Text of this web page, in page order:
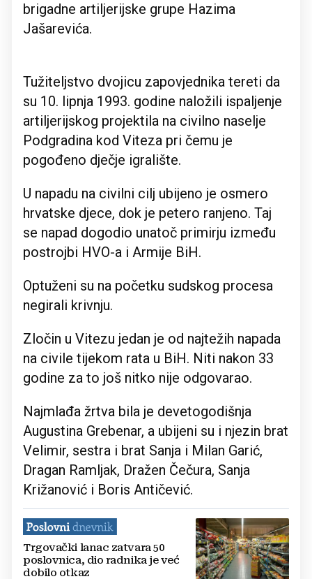
brigadne artiljerijske grupe Hazima
Jašarevića.
Tužiteljstvo dvojicu zapovjednika tereti da
su 10. lipnja 1993. godine naložili ispaljenje
artiljerijskog projektila na civilno naselje
Podgradina kod Viteza pri čemu je
pogođeno dječje igralište.
U napadu na civilni cilj ubijeno je osmero
hrvatske djece, dok je petero ranjeno. Taj
se napad dogodio unatoč primirju između
postrojbi HVO-a i Armije BiH.
Optuženi su na početku sudskog procesa
negirali krivnju.
Zločin u Vitezu jedan je od najtežih napada
na civile tijekom rata u BiH. Niti nakon 33
godine za to još nitko nije odgovarao.
Najmlađa žrtva bila je devetogodišnja
Augustina Grebenar, a ubijeni su i njezin brat
Velimir, sestra i brat Sanja i Milan Garić,
Dragan Ramljak, Dražen Čečura, Sanja
Križanović i Boris Antičević.
Trgovački lanac zatvara 50
poslovnica, dio radnika je već
dobilo otkaz